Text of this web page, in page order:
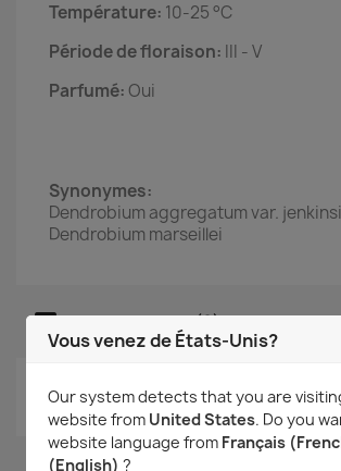
Température: 10-25 °C
Période de floraison: III - V
Parfumé: Oui
Synonymes:
Dendrobium aggregatum var.
Dendrobium marseillei
Commentaires (0)
Aucun avis n'a été publié pour le
Vous venez de États-Unis?
Our system detects that you are
website from United States. Do you
website language from Français
(English) ?